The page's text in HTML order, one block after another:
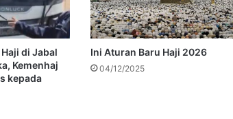
di Jabal
Kemenhaj
kepada
Ini Aturan Baru Haji 2026
04/12/2025